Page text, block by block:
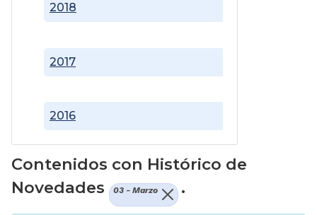
2016
2017
2018
Contenidos con Histórico de
Novedades
03 - Marzo .